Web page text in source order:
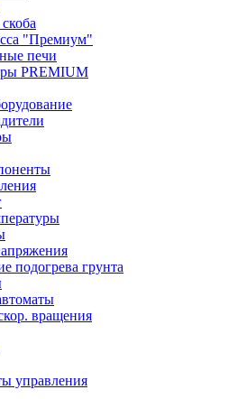
"Премиум"
печи
PREMIUM
подогрева грунта
вращения
управления